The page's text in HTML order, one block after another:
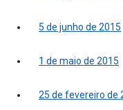
5 de junho de 2015
1 de maio de 2015
25 de fevereiro de